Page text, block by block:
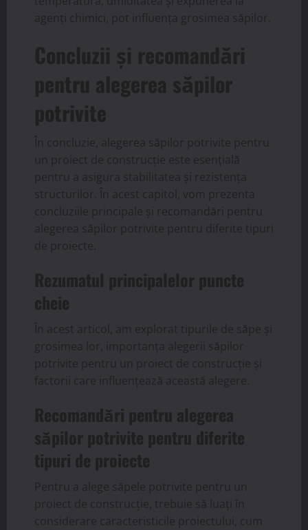
agenți chimici, pot influența grosimea săpilor.
Concluzii și recomandări
pentru alegerea săpilor
potrivite
În concluzie, alegerea săpilor potrivite pentru
un proiect de construcție este esențială
pentru a asigura stabilitatea și rezistența
structurilor. În acest capitol, vom prezenta
concluziile principale și recomandări pentru
alegerea săpilor potrivite pentru diferite tipuri
de proiecte.
Rezumatul principalelor puncte
cheie
În acest articol, am explorat tipurile de săpe și
grosimea lor, importanța alegerii săpilor
potrivite pentru un proiect de construcție și
factorii care influențează această alegere.
Recomandări pentru alegerea
săpilor potrivite pentru diferite
tipuri de proiecte
Pentru a alege săpele potrivite pentru un
proiect de construcție, trebuie să luați în
considerare caracteristicile proiectului, cum